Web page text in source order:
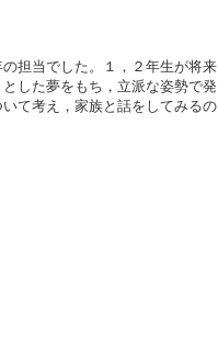
担当でした。１，２年生が将来
した夢をもち，立派な姿勢で発
て考え，家族と話をしてみるの